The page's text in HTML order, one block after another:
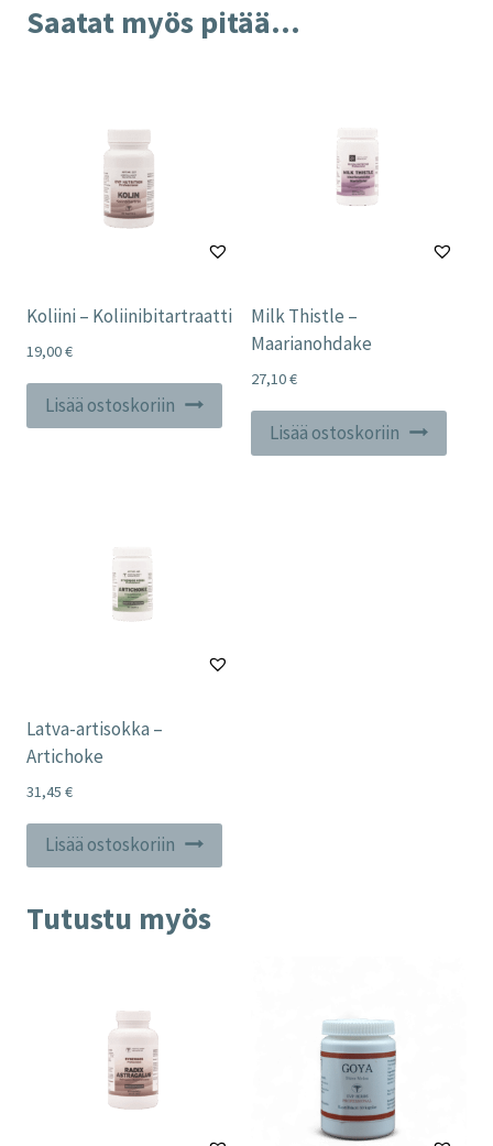
Saatat myös pitää...
Koliini – Koliinibitartraatti
19,00€
Lisää ostoskoriin
Milk Thistle –
Maarianohdake
27,10€
Lisää ostoskoriin
Latva-artisokka –
Artichoke
31,45 €
Lisää ostoskoriin
Tutustu myös